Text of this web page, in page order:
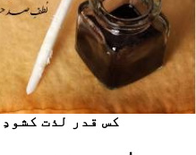
کس قدر لذت